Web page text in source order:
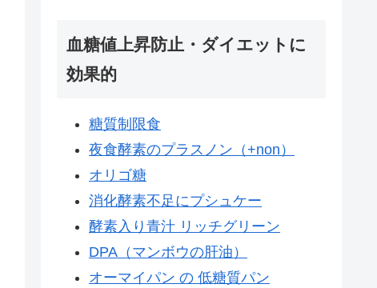
血糖値上昇防止・ダイエットに
効果的
糖質制限食
夜食酵素のプラスノン（+non）
オリゴ糖
消化酵素不足にプシュケー
酵素入り青汁 リッチグリーン
DPA（マンボウの肝油）
オーマイパン の 低糖質パン